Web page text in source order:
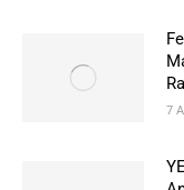
7